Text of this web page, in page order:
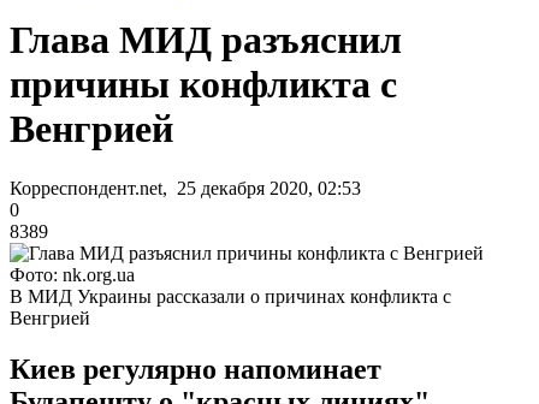
Глава МИД разъяснил
причины конфликта с
Венгрией
Корреспондент.net, 25 декабря 2020, 02:53
0
8389
Фото: nk.org.ua
В МИД Украины рассказали о причинах конфликта с
Венгрией
Киев регулярно напоминает